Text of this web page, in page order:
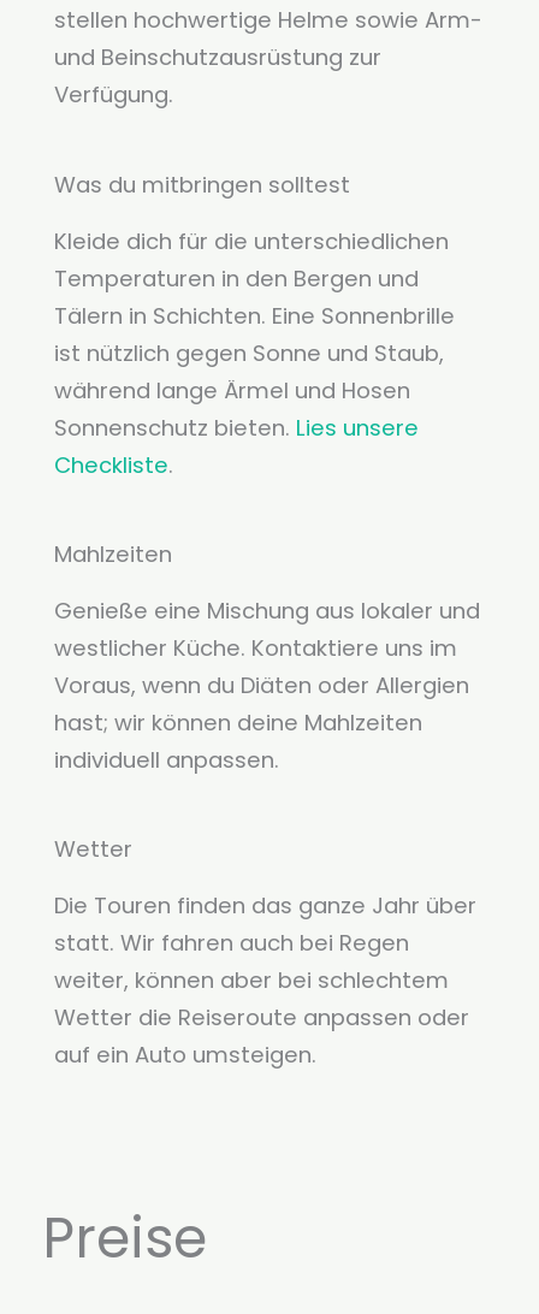
stellen hochwertige Helme sowie Arm-
und Beinschutzausrüstung zur
Verfügung.
Was du mitbringen solltest
Kleide dich für die unterschiedlichen
Temperaturen in den Bergen und
Tälern in Schichten. Eine Sonnenbrille
ist nützlich gegen Sonne und Staub,
während lange Ärmel und Hosen
Sonnenschutz bieten. Lies unsere
Checkliste.
Mahlzeiten
Genieße eine Mischung aus lokaler und
westlicher Küche. Kontaktiere uns im
Voraus, wenn du Diäten oder Allergien
hast; wir können deine Mahlzeiten
individuell anpassen.
Wetter
Die Touren finden das ganze Jahr über
statt. Wir fahren auch bei Regen
weiter, können aber bei schlechtem
Wetter die Reiseroute anpassen oder
auf ein Auto umsteigen.
Preise